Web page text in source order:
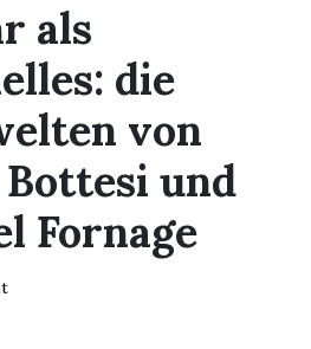
als
die
von
und
Fornage